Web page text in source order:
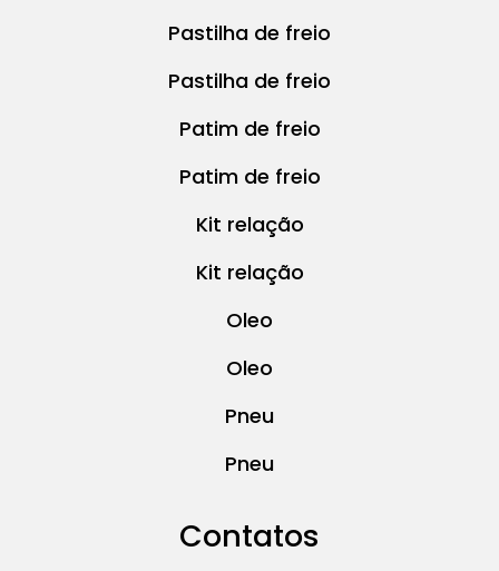
Pastilha de freio
Pastilha de freio
Patim de freio
Patim de freio
Kit relação
Kit relação
Oleo
Oleo
Pneu
Pneu
Contatos